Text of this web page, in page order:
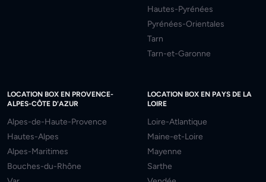
Hautes-Pyrénées
Pyrénées-Orientales
Tarn
Tarn-et-Garonne
LOCATION BOX EN PROVENCE-
ALPES-CÔTE D'AZUR
Alpes-de-Haute-Provence
Hautes-Alpes
Alpes-Maritimes
Bouches-du-Rhône
LOCATION BOX EN PAYS DE LA
LOIRE
Loire-Atlantique
Maine-et-Loire
Mayenne
Sarthe